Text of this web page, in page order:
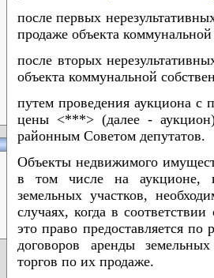
после первых
продаже объекта
после вторых
объекта коммунальной
путем проведения аукциона с
цены <***> (далее -
районным Советом депутатов.
Объекты недвижимого
в том числе на аукционе,
земельных участков,
случаях, когда в
это право предоставляется по
договоров аренды
торгов по их продаже.